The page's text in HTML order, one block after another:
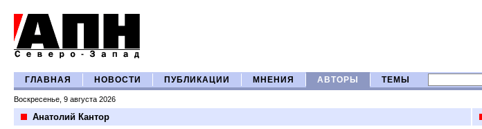
ГЛАВНАЯ НОВОСТИ ПУБЛИКАЦИИ МНЕНИЯ АВТОРЫ ТЕМЫ
Воскресенье, 9 августа 2026
Анатолий Кантор